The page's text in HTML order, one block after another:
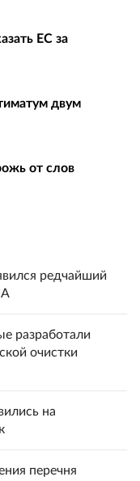
EC за
двум
от слов
редчайший
разработали
очистки
на
перечня